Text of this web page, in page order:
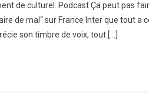
de culturel. Podcast Ça peut pas
de mal“ sur France Inter que tout a
son timbre de voix, tout […]